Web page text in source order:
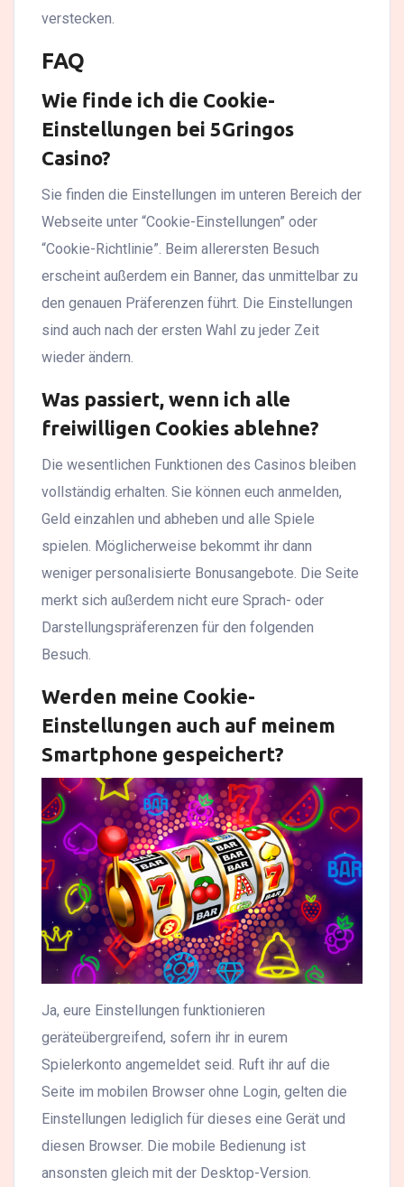
verstecken.
FAQ
Wie finde ich die Cookie-
Einstellungen bei 5Gringos
Casino?
Sie finden die Einstellungen im unteren Bereich der
Webseite unter “Cookie-Einstellungen” oder
“Cookie-Richtlinie”. Beim allerersten Besuch
erscheint außerdem ein Banner, das unmittelbar zu
den genauen Präferenzen führt. Die Einstellungen
sind auch nach der ersten Wahl zu jeder Zeit
wieder ändern.
Was passiert, wenn ich alle
freiwilligen Cookies ablehne?
Die wesentlichen Funktionen des Casinos bleiben
vollständig erhalten. Sie können euch anmelden,
Geld einzahlen und abheben und alle Spiele
spielen. Möglicherweise bekommt ihr dann
weniger personalisierte Bonusangebote. Die Seite
merkt sich außerdem nicht eure Sprach- oder
Darstellungspräferenzen für den folgenden
Besuch.
Werden meine Cookie-
Einstellungen auch auf meinem
Smartphone gespeichert?
Ja, eure Einstellungen funktionieren
geräteübergreifend, sofern ihr in eurem
Spielerkonto angemeldet seid. Ruft ihr auf die
Seite im mobilen Browser ohne Login, gelten die
Einstellungen lediglich für dieses eine Gerät und
diesen Browser. Die mobile Bedienung ist
ansonsten gleich mit der Desktop-Version.